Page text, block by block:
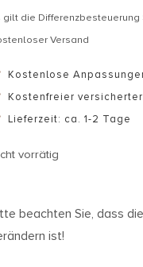
gilt die
Versand
Kostenlose
Kostenfreier
Lieferzeit: ca. 1-2 Tage
vorrätig
beachten Sie, dass
ist!